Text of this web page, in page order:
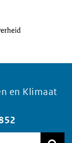
en Klimaat